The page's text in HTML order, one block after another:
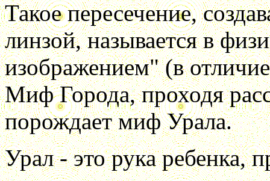
Такое пересечение,
линзой, называется в
изображением" (в
Миф Города, проходя
порождает миф Урала.
Урал - это рука ребенка,